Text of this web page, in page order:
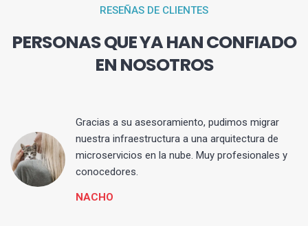
RESEÑAS DE CLIENTES
PERSONAS QUE YA HAN CONFIADO
EN NOSOTROS
Gracias a su asesoramiento, pudimos migrar
nuestra infraestructura a una arquitectura de
microservicios en la nube. Muy profesionales y
conocedores.
NACHO